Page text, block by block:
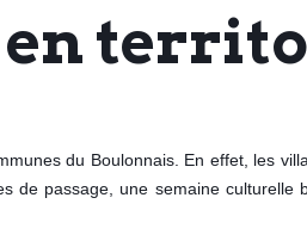
du Boulonnais. En effet, les
de passage, une semaine culturelle